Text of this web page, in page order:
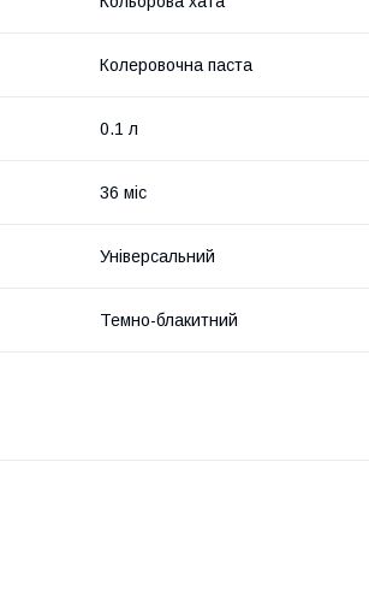
Колеровочна паста
0.1 л
36 міс
Універсальний
Темно-блакитний